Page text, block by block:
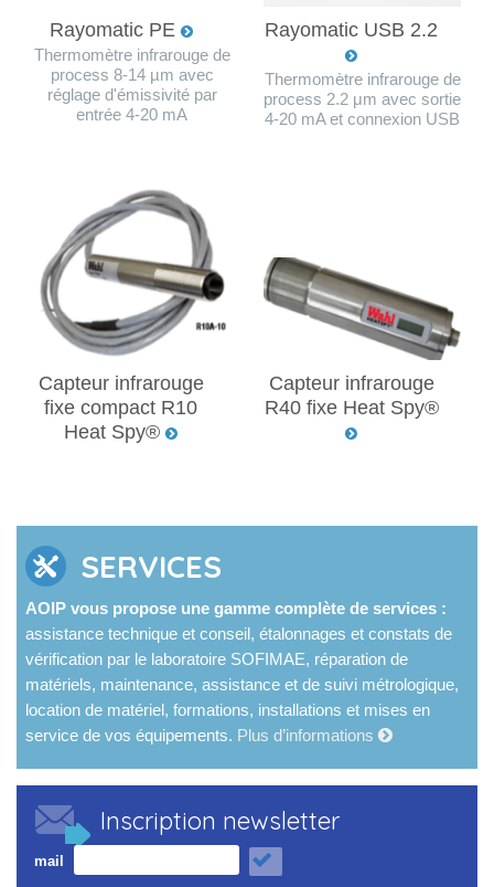
Rayomatic PE
Thermomètre infrarouge de
process 8-14 µm avec
réglage d'émissivité par
entrée 4-20 mA
Rayomatic USB 2.2
Thermomètre infrarouge de
process 2.2 μm avec sortie
4-20 mA et connexion USB
Capteur infrarouge
fixe compact R10
Heat Spy®
Capteur infrarouge
R40 fixe Heat Spy®
SERVICES
AOIP vous propose une gamme complète de services :
assistance technique et conseil, étalonnages et constats de
vérification par le laboratoire SOFIMAE, réparation de
matériels, maintenance, assistance et de suivi métrologique,
location de matériel, formations, installations et mises en
service de vos équipements. Plus d’informations
Inscription newsletter
mail